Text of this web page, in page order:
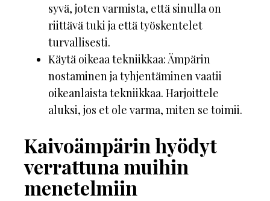
syvä, joten varmista, että sinulla on
riittävä tuki ja että työskentelet
turvallisesti.
Käytä oikeaa tekniikkaa: Ämpärin
nostaminen ja tyhjentäminen vaatii
oikeanlaista tekniikkaa. Harjoittele
aluksi, jos et ole varma, miten se toimii.
Kaivoämpärin hyödyt
verrattuna muihin
menetelmiin